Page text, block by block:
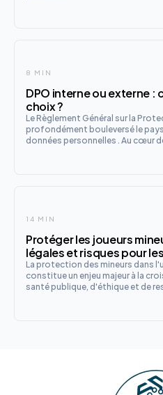
8 MIN
DPO interne ou externe :
choix ?
Le Règlement Général sur la
profondément bouleversé le
données personnelles . Au cœur
14 MIN
Protéger les joueurs
légales et risques pour
en 2025
La protection des mineurs dans
constitue un enjeu majeur à la
santé publique, d'éthique et de